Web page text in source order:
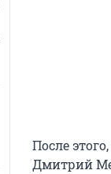
После
Дмитрий